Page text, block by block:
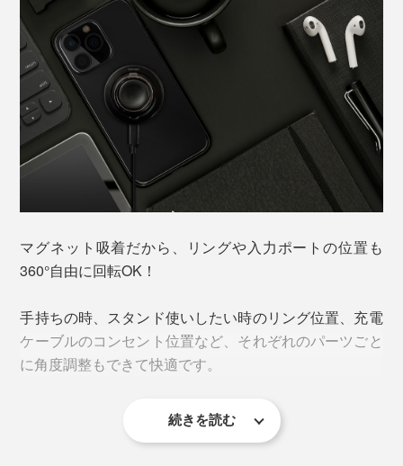
充電パーツ「マジェットチャージ」の反対面にある凹み
は、Apple Watch充電のコネクタになっているから、ウ
ォッチの裏面とマグネット接続が可能。
iPhoneの背面に重ね合わせるだけで、同時に充電ができ
るのです。
iPhoneの充電には最大15W、AppleWatchの充電には最
ホールドリングやスマホスタンドを装着しながら、複数
のMagSafe充電を一括で、しかも両面で行える製品はほ
とんどありません。
充電器とリングの両方を装着したら重みでズレてしまう
のではと心配でしたが、「チャージリング」の磁力は超
強力。
マグネット吸着だから、リングや入力ポートの位置も
360°自由に回転OK！
手持ちの時、スタンド使いしたい時のリング位置、充電
ケーブルのコンセント位置など、それぞれのパーツごと
に角度調整もできて快適です。
続きを読む